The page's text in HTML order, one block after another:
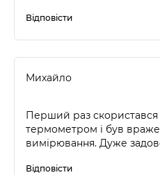
Відповісти
Михайло
Перший раз скористався
термометром і був
вимірювання. Дуже
Відповісти